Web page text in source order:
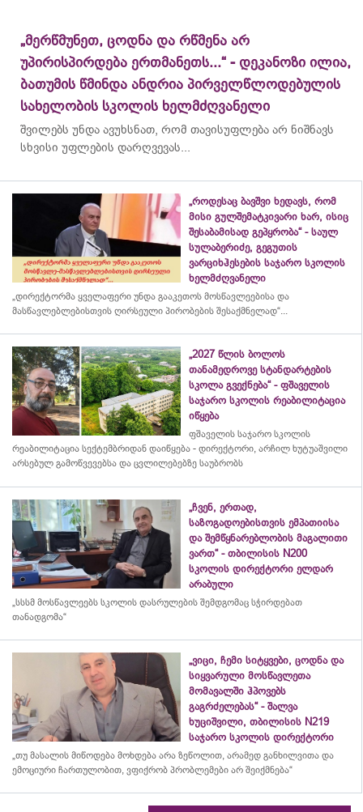
„მერწმუნეთ, ცოდნა და რწმენა არ
უპირისპირდება ერთმანეთს...“ - დეკანოზი ილია,
ბათუმის წმინდა ანდრია პირველწლოდებულის
სახელობის სკოლის ხელმძღვანელი
შვილებს უნდა ავუხსნათ, რომ თავისუფლება არ ნიშნავს
სხვისი უფლების დარღვევას...
„როდესაც ბავშვი ხედავს, რომ
მისი გულშემატკივარი ხარ, ისიც
შესაბამისად გეპყრობა“ - საულ
სულაბერიძე, გეგუთის
ვარციხჰესების საჯარო სკოლის
ხელმძღვანელი
„დირექტორმა ყველაფერი უნდა გააკეთოს მოსწავლეებისა და
მასწავლებლებისთვის ღირსეული პირობების შესაქმნელად“...
„2027 წლის ბოლოს
თანამედროვე სტანდარტების
სკოლა გვექნება“ - ფშაველის
საჯარო სკოლის რეაბილიტაცია
იწყება
ფშაველის საჯარო სკოლის
რეაბილიტაცია სექტემბრიდან დაიწყება - დირექტორი, არჩილ ხუტუაშვილი
არსებულ გამოწვევებსა და ცვლილებებზე საუბრობს
„ჩვენ, ერთად,
საზოგადოებისთვის ემპათიისა
და შემწყნარებლობის მაგალითი
ვართ“ - თბილისის N200
სკოლის დირექტორი ელდარ
არაბული
„სსსმ მოსწავლეებს სკოლის დასრულების შემდგომაც სჭირდებათ
თანადგომა“
„ვიცი, ჩემი სიტყვები, ცოდნა და
სიყვარული მოსწავლეთა
მომავალში ჰპოვებს
გაგრძელებას“ - შალვა
ხუციშვილი, თბილისის N219
საჯარო სკოლის დირექტორი
„თუ მასალის მიწოდება მოხდება არა ზეწოლით, არამედ განხილვითა და
ემოციური ჩართულობით, ვფიქრობ პრობლემები არ შეიქმნება“